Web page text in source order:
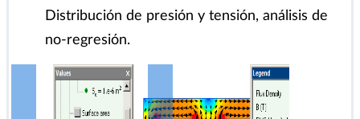
ligados de
AC o Análisis Magnético en CC y/o Heat
Transfer)
Distribución de presión y tensión, análisis de